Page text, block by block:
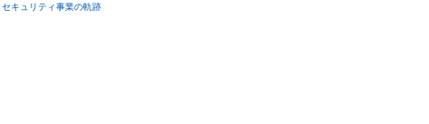
セキュリティ事業の軌跡